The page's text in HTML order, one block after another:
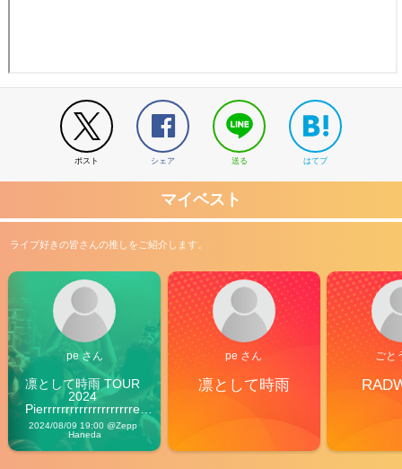
ポスト シェア 送る はてブ
マイベスト
ライブ好きの皆さんの推しをご紹介します。
pe さん
凛として時雨 TOUR
2024
Pierrrrrrrrrrrrrrrrrrrre
Vibes
2024/08/09 19:00 @Zepp
Haneda
pe さん
凛として時雨
ごと